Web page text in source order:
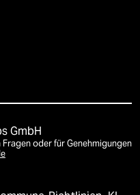
GmbH
oder für Genehmigungen